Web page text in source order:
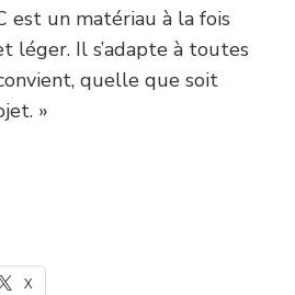
est un matériau à la fois
léger. Il s’adapte à toutes
quelle que soit
»
X